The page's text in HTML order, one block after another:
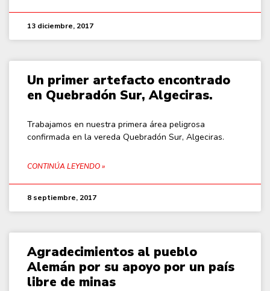
13 diciembre, 2017
Un primer artefacto encontrado
en Quebradón Sur, Algeciras.
Trabajamos en nuestra primera área peligrosa
confirmada en la vereda Quebradón Sur, Algeciras.
CONTINÚA LEYENDO »
8 septiembre, 2017
Agradecimientos al pueblo
Alemán por su apoyo por un país
libre de minas